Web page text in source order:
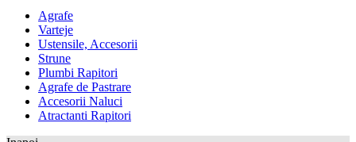
Agrafe
Varteje
Ustensile, Accesorii
Strune
Plumbi Rapitori
Agrafe de Pastrare
Accesorii Naluci
Atractanti Rapitori